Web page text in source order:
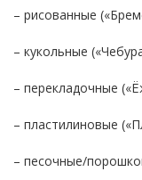
– рисованные
– кукольные
– перекладочные
– пластилиновые
– песочные/